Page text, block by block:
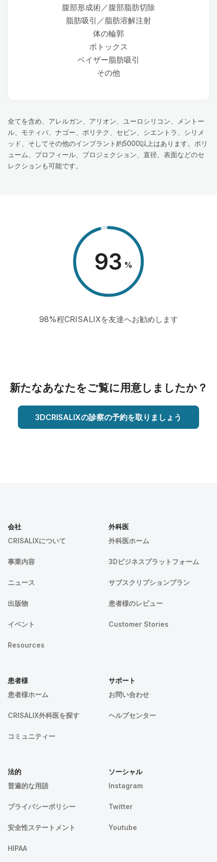
腹部形成術／腹部脂肪切除
脂肪吸引／脂肪溶解注射
体の輪郭
ボトックス
ベイザー脂肪吸引
その他
全てを含め、アレルガン、アリオン、ユーロシリコン、メントー
ル、モティバ、ナゴー、ポリテク、セビン、シエントラ、シリメ
ッド、そしてその他のインプラント約5000以上はあります。ボリ
ューム、プロフィール、プロジェクション、直径、表面などのセ
レクションも可能です。
98 %
98%程CRISALIXを友達へお勧めします
新たなあなたをご覧に用意しましたか？
3DCRISALIXの診察の予約を取りましょう
会社
CRISALIXについて
事業内容
ニュース
出版物
イベント
Resources
外科医
外科医ホーム
3Dビジネスプラットフォーム
サブスクリプションプラン
患者様のレビュー
Customer Stories
患者様
患者様ホーム
CRISALIX外科医を探す
コミュニティー
サポート
お問い合わせ
ヘルプセンター
法的
普遍的な用語
プライバシーポリシー
安全性ステートメント
HIPAA
ソーシャル
Instagram
Twitter
Youtube